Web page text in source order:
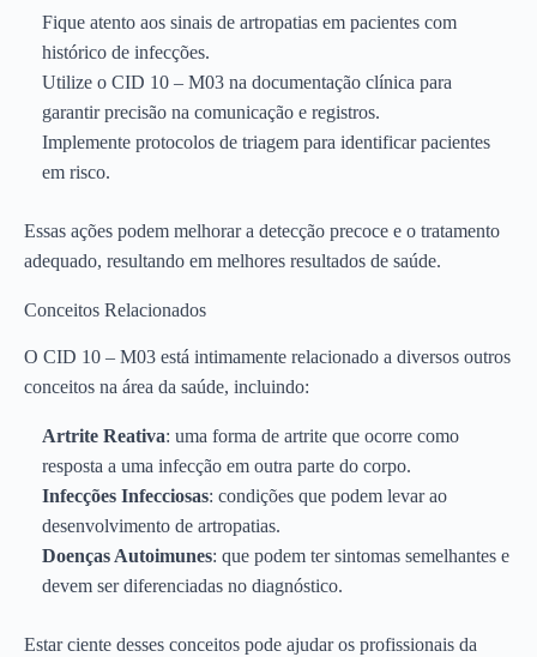
Fique atento aos sinais de artropatias em pacientes com
histórico de infecções.
Utilize o CID 10 – M03 na documentação clínica para
garantir precisão na comunicação e registros.
Implemente protocolos de triagem para identificar pacientes
em risco.
Essas ações podem melhorar a detecção precoce e o tratamento
adequado, resultando em melhores resultados de saúde.
Conceitos Relacionados
O CID 10 – M03 está intimamente relacionado a diversos outros
conceitos na área da saúde, incluindo:
Artrite Reativa: uma forma de artrite que ocorre como
resposta a uma infecção em outra parte do corpo.
Infecções Infecciosas: condições que podem levar ao
desenvolvimento de artropatias.
Doenças Autoimunes: que podem ter sintomas semelhantes e
devem ser diferenciadas no diagnóstico.
Estar ciente desses conceitos pode ajudar os profissionais da